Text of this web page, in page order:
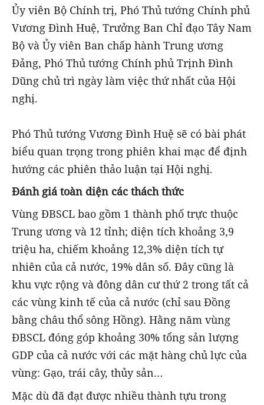
Ủy viên Bộ Chính trị, Phó Thủ tướng Chính phủ
Vương Đình Huệ, Trưởng Ban Chỉ đạo Tây Nam
Bộ và Ủy viên Ban chấp hành Trung ương
Đảng, Phó Thủ tướng Chính phủ Trịnh Đình
Dũng chủ trì ngày làm việc thứ nhất của Hội
nghị.
Phó Thủ tướng Vương Đình Huệ sẽ có bài phát
biểu quan trọng trong phiên khai mạc để định
hướng các phiên thảo luận tại Hội nghị.
Đánh giá toàn diện các thách thức
Vùng ĐBSCL bao gồm 1 thành phố trực thuộc
Trung ương và 12 tỉnh; diện tích khoảng 3,9
triệu ha, chiếm khoảng 12,3% diện tích tự
nhiên của cả nước, 19% dân số. Đây cũng là
khu vực rộng và đông dân cư thứ 2 trong tất cả
các vùng kinh tế của cả nước (chỉ sau Đồng
bằng châu thổ sông Hồng). Hằng năm vùng
ĐBSCL đóng góp khoảng 30% tổng sản lượng
GDP của cả nước với các mặt hàng chủ lực của
vùng: Gạo, trái cây, thủy sản…
Mặc dù đã đạt được nhiều thành tựu trong